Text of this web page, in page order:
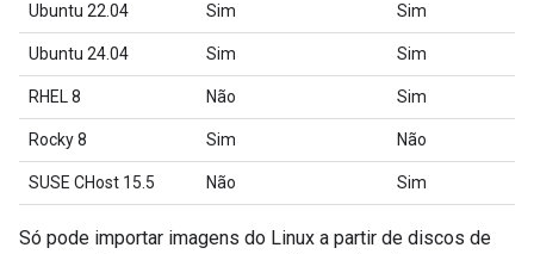
Ubuntu 22.04 Sim Sim
Ubuntu 24.04 Sim Sim
RHEL 8 Não Sim
Rocky 8 Sim Não
SUSE CHost 15.5 Não Sim
Só pode importar imagens do Linux a partir de discos de